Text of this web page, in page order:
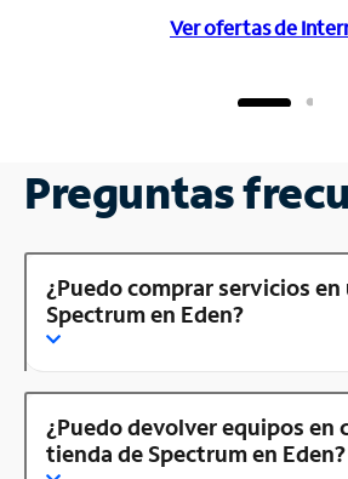
Ver ofertas de
Preguntas
¿Puedo comprar servicios
Spectrum en Eden?
¿Puedo devolver equipos en
tienda de Spectrum en Eden?